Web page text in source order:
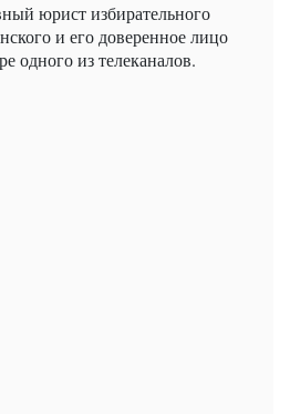
юрист избирательного
и его доверенное лицо
одного из телеканалов.